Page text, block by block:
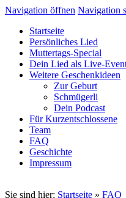
Navigation öffnen Navigation
Startseite
Persönliches Lied
Muttertags-Special
Dein Lied als Live-
Weitere Geschenkideen
Zur Geburt
Schmügerli
Dein Podcast
Für Kurzentschlossene
Team
FAQ
Geschichte
Impressum
Sie sind hier: Startseite » FAQ